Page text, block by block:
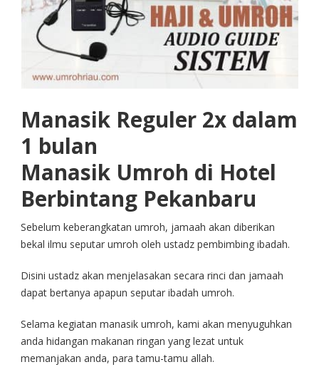
Manasik Reguler 2x dalam
1 bulan
Manasik Umroh di Hotel
Berbintang Pekanbaru
Sebelum keberangkatan umroh, jamaah akan diberikan
bekal ilmu seputar umroh oleh ustadz pembimbing ibadah.
Disini ustadz akan menjelasakan secara rinci dan jamaah
dapat bertanya apapun seputar ibadah umroh.
Selama kegiatan manasik umroh, kami akan menyuguhkan
anda hidangan makanan ringan yang lezat untuk
memanjakan anda, para tamu-tamu allah.